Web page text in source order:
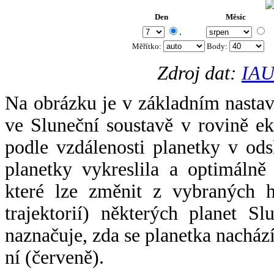
Den Měsíc
.
Měřítko: Body:
Zdroj dat:
Na obrázku je v základním
ve Sluneční soustavě v rovině
podle vzdálenosti planetky v
planetky vykreslila a
které lze změnit z vybraných
trajektorií) některých planet
naznačuje, zda se planetka
ní (červeně).